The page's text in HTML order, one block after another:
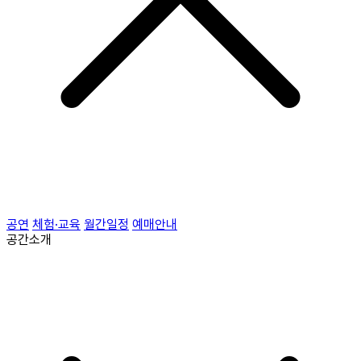
공연 체험·교육 월간일정 예매안내
공간소개